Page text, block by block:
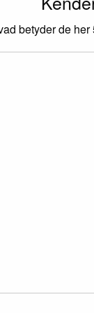
betyder de her